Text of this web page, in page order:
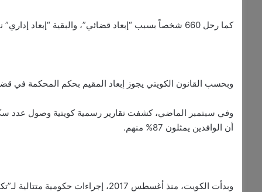
كما رحل 660 شخصاً بسبب “إبعاد قضائي”، والبقية “إبعاد إداري” نتيجة الجرائم والمخالفات المتنوعة.
وبحسب القانون الكويتي يجوز إبعاد المقيم بحكم المحكمة في
أن الوافدين يمثلون 87% منهم.
وبدأت الكويت، منذ أغسطس 2017،